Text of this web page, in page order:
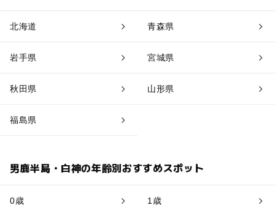
北海道 青森県
岩手県 宮城県
秋田県 山形県
福島県
男鹿半島・白神の年齢別おすすめスポット
0歳 1歳